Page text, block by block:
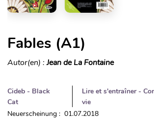
Fables (A1)
Autor(en) :Jean de La Fontaine
Cideb - Black
Cat
Lire et s'entraîner -
vie
Neuerscheinung : 01.07.2018